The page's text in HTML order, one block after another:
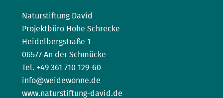
Naturstiftung David
Projektbüro Hohe Schrecke
Heidelbergstraße 1
06577 An der Schmücke
Tel. +49 361 710 129-60
info@weidewonne.de
www.naturstiftung-david.de